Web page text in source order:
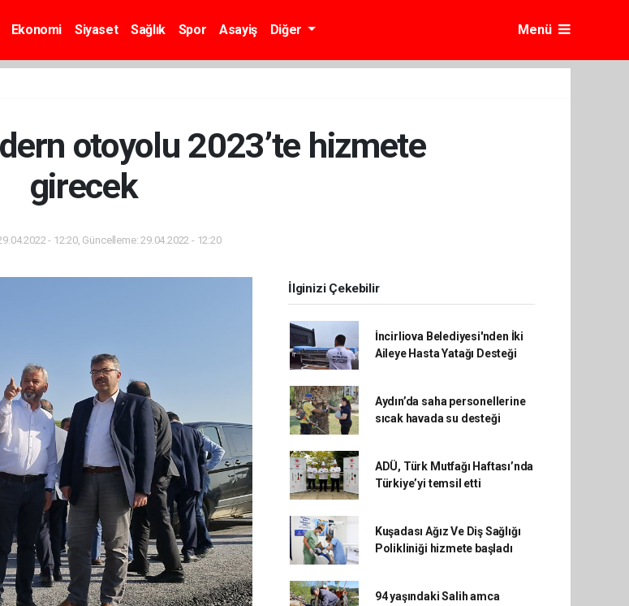
Ekonomi Siyaset Sağlık Spor Asayiş Diğer Menü
otoyolu 2023’te hizmete
girecek
- 12:20, Güncelleme: 29.04.2022 - 12:20
İlginizi Çekebilir
İncirliova Belediyesi'nden İki
Aileye Hasta Yatağı Desteği
Aydın’da saha personellerine
sıcak havada su desteği
ADÜ, Türk Mutfağı Haftası’nda
Türkiye’yi temsil etti
Kuşadası Ağız Ve Diş Sağlığı
Polikliniği hizmete başladı
94 yaşındaki Salih amca